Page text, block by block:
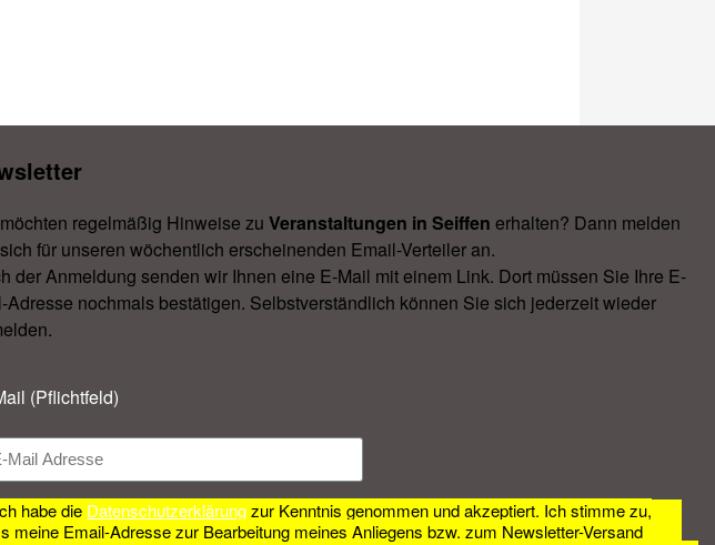
regelmäßig Hinweise zu Veranstal­tungen in Seiffen erhalten? Dann melden
für unseren wöchentlich erscheinenden Email-Verteiler an.
der Anmeldung senden wir Ihnen eine E-Mail mit einem Link. Dort müssen Sie Ihre E-
Adresse nochmals bestätigen. Selbstverständlich können Sie sich jederzeit wieder
(Pflichtfeld)
habe die Datenschutzerklärungzur Kenntnis genommen und akzeptiert. Ich stimme zu,
meine Email-Adresse zur Bearbeitung meines Anliegens bzw. zum Newsletter-Versand